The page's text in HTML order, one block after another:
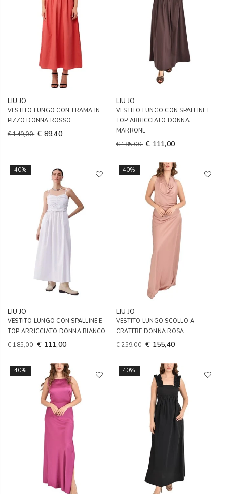
LIU JO
VESTITO LUNGO CON TRAMA IN
PIZZO DONNA ROSSO
€ 149,00 € 89,40
LIU JO
VESTITO LUNGO CON SPALLINE E
TOP ARRICCIATO DONNA
MARRONE
€ 185,00 € 111,00
40%
LIU JO
VESTITO LUNGO CON SPALLINE E
TOP ARRICCIATO DONNA BIANCO
€ 185,00 € 111,00
40%
LIU JO
VESTITO LUNGO SCOLLO A
CRATERE DONNA ROSA
€ 259,00 € 155,40
40% 40%